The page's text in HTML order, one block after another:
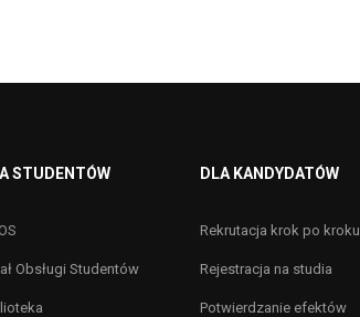
STUDENTÓW
Obsługi Studentów
DLA KANDYDATÓW
Rekrutacja krok po kroku
Rejestracja na studia
Potwierdzanie efektów